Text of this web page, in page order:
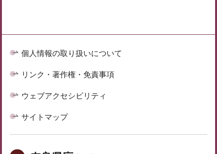
個人情報の取り扱いについて
リンク・著作権・免責事項
ウェブアクセシビリティ
サイトマップ